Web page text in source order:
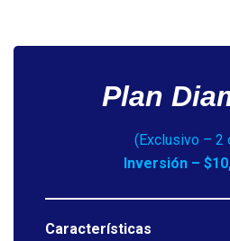
Plan
(Exclusivo – 2
Inversión –
Características